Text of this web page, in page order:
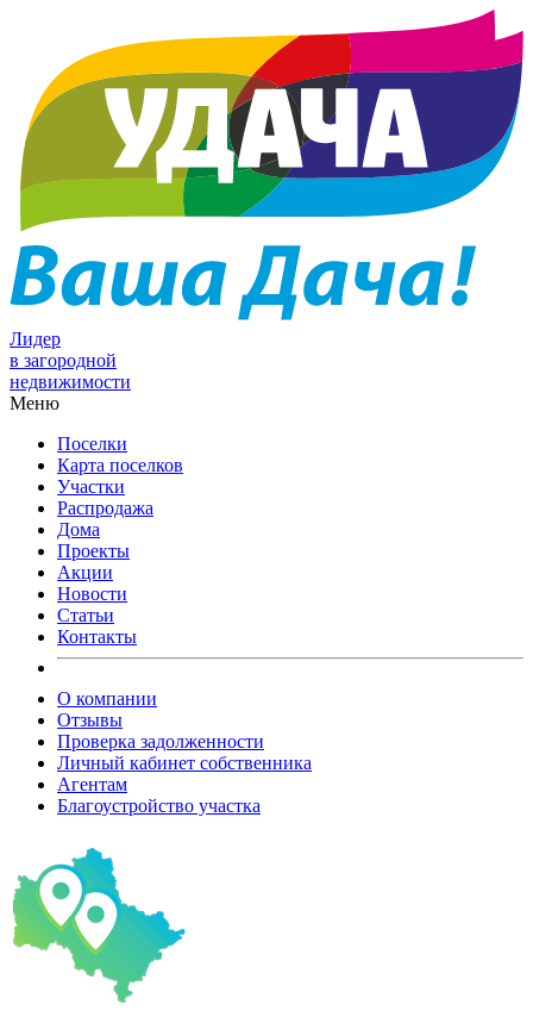
Лидер
в загородной
недвижимости
Меню
Поселки
Карта поселков
Участки
Распродажа
Дома
Проекты
Акции
Новости
Статьи
Контакты
О компании
Отзывы
Проверка задолженности
Личный кабинет собственника
Агентам
Благоустройство участка